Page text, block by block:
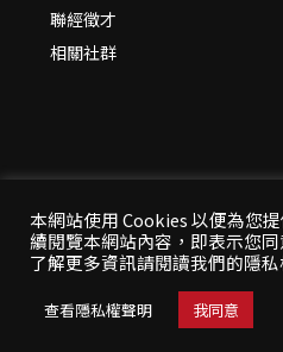
聯經徵才
相關社群
© 2026 年聯經出版：思
All Rights Reserved | 本站台資
意請勿作任何形式
本網站使用 Cookies 以便為您
續閱覽本網站內容，即表示您
了解更多資訊請閱讀我們的隱私
查看隱私權聲明 我同意